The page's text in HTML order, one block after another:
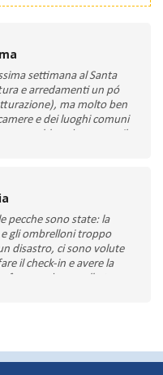
settimana al Santa
e arredamenti un pó
ma molto ben
e dei luoghi comuni
e abbondante, con il
molto pratico
in riva al mare. Dotato
molto bravi….tra le
pronti a proporre
ma anche per gli adulti.
veramente una
sia passata troppo in
pecche sono state: la
gli ombrelloni troppo
disastro, ci sono volute
il check-in e avere la
fortuna durante l'attesa
ai servizi. A rendere il